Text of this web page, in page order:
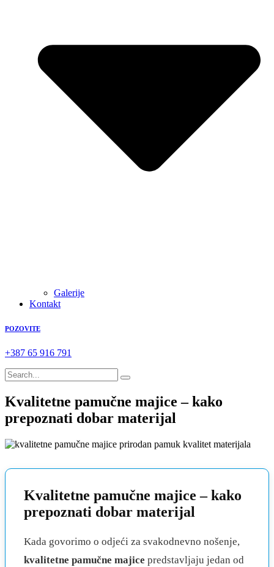
Galerije
Kontakt
POZOVITE
+387 65 916 791
Kvalitetne pamučne majice – kako
prepoznati dobar materijal
Kvalitetne pamučne majice – kako
prepoznati dobar materijal
Kada govorimo o odjeći za svakodnevno nošenje,
kvalitetne pamučne majice predstavljaju jedan od